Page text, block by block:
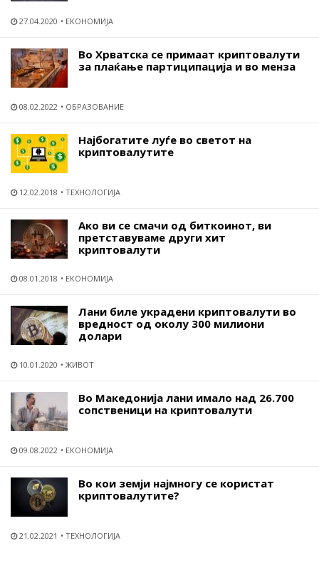
27.04.2020 ЕКОНОМИЈА
Во Хрватска се примаат криптовалути
за плаќање партиципација и во менза
08.02.2022 ОБРАЗОВАНИЕ
Најбогатите луѓе во светот на
криптовалутите
12.02.2018 ТЕХНОЛОГИЈА
Ако ви се смачи од биткоинот, ви
претставуваме други хит
криптовалути
08.01.2018 ЕКОНОМИЈА
Лани биле украдени криптовалути во
вредност од околу 300 милиони
долари
10.01.2020 ЖИВОТ
Во Македонија лани имало над 26.700
сопственици на криптовалути
09.08.2022 ЕКОНОМИЈА
Во кои земји најмногу се користат
криптовалутите?
21.02.2021 ТЕХНОЛОГИЈА